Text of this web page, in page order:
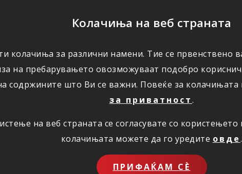
Колачиња на веб страната
колачиња за различни намени. Тие се првенствено
на пребарувањето овозможуваат подобро
содржините што Ви се важни. Повеќе за
за приватност.
на веб страната се согласувате со
колачињата можете да го уредите овде.
ПРИФАЌАМ СЀ
ПОВОЛНОСТИ КОРИСНО ЗА НАС